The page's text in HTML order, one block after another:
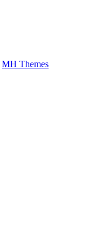
MH Themes